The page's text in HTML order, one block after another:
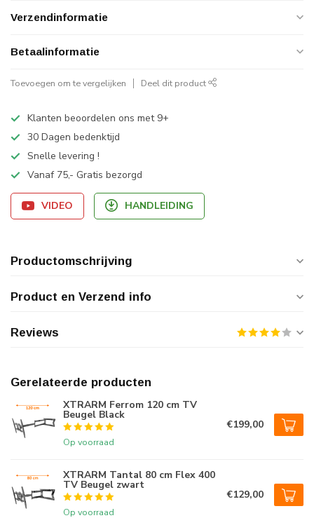
Verzendinformatie
Betaalinformatie
Toevoegen om te vergelijken Deel dit product
Klanten beoordelen ons met 9+
30 Dagen bedenktijd
Snelle levering !
Vanaf 75,- Gratis bezorgd
VIDEO HANDLEIDING
Productomschrijving
Product en Verzend info
Reviews
Gerelateerde producten
XTRARM Ferrom 120 cm TV
Beugel Black
Op voorraad
€199,00
XTRARM Tantal 80 cm Flex 400
TV Beugel zwart
Op voorraad
€129,00